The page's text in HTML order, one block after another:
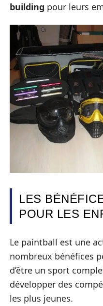
building pour leurs
LES
POUR LES
Le paintball est une
nombreux bénéfices
d’être un sport
développer des
les plus jeunes.